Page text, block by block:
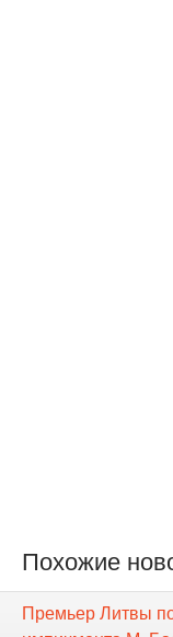
Похожие
Премьер Литвы